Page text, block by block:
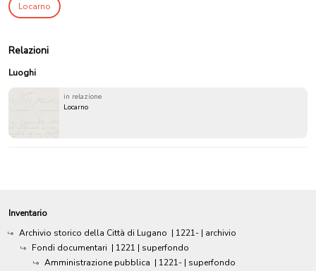
Locarno
Relazioni
Luoghi
in relazione
Locarno
Inventario
Archivio storico della Città di Lugano | 1221- | archivio
Fondi documentari | 1221 | superfondo
Amministrazione pubblica | 1221- | superfondo